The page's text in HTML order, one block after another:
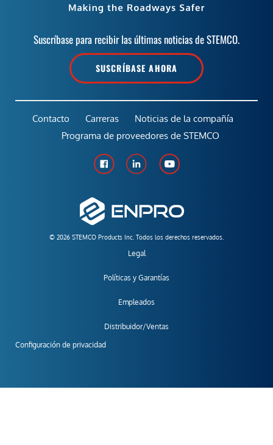
Suscríbase para recibir las últimas noticias de STEMCO.
SUSCRÍBASE AHORA
© 2026 STEMCO Products Inc. Todos los derechos reservados.
Legal
Políticas y Garantías
Empleados
Distribuidor/Ventas
Configuración de privacidad
Contacto Carreras
Noticias de la compañía
Programa de proveedores de STEMCO